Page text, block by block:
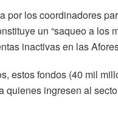
por los coordinadores
un “saqueo a los
inactivas en las
estos fondos (40 mil
quienes ingresen al